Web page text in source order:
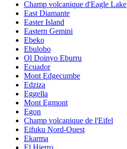
Champ volcanique d'Eagle Lake
East Diamante
Easter Island
Eastern Gemini
Ebeko
Ebulobo
Ol Doinyo Eburru
Ecuador
Mont Edgecumbe
Edziza
Eggella
Mont Egmont
Egon
Champ volcanique de l'Eifel
Eifuku Nord-Ouest
Ekarma
El Hierro